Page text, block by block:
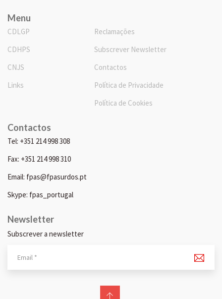
Menu
CDLGP
CDHPS
CNJS
Links
Reclamações
Subscrever Newsletter
Contactos
Política de Privacidade
Política de Cookies
Contactos
Tel: +351 214 998 308
Fax: +351 214 998 310
Email: fpas@fpasurdos.pt
Skype: fpas_portugal
Newsletter
Subscrever a newsletter